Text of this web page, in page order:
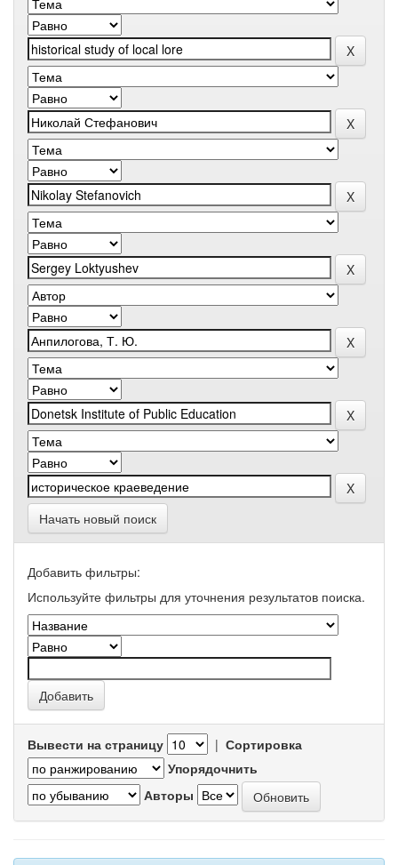
Начать новый поиск
Добавить фильтры:
Используйте фильтры для уточнения результатов поиска.
Вывести на страницу | Сортировка
Упорядочнить
Авторы